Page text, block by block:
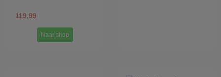
119,99
Naar shop